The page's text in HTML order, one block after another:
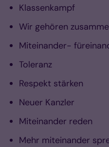
Klassenkampf
Wir gehören
Miteinander-
Toleranz
Respekt stärken
Neuer Kanzler
Miteinander reden
Mehr miteinander